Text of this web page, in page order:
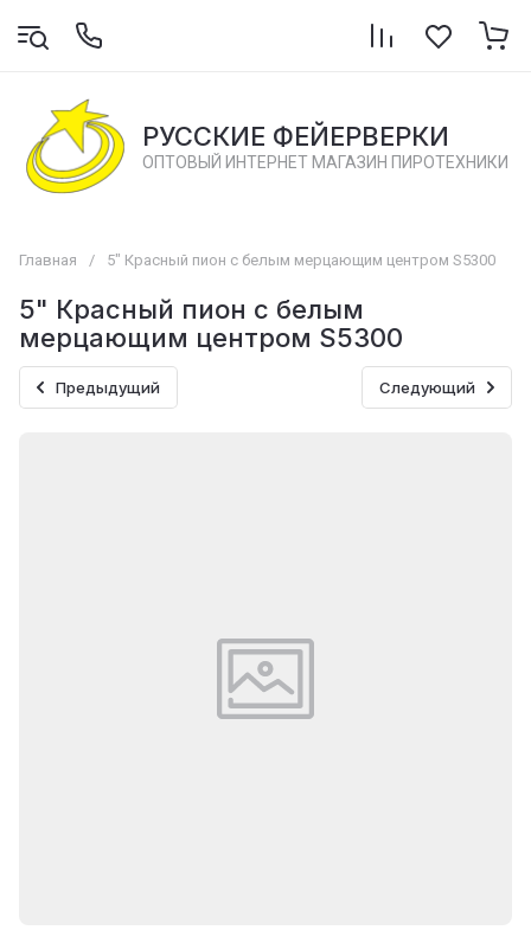
РУССКИЕ ФЕЙЕРВЕРКИ
ОПТОВЫЙ ИНТЕРНЕТ МАГАЗИН ПИРОТЕХНИКИ
Главная / 5" Красный пион с белым мерцающим центром S5300
5" Красный пион с белым
мерцающим центром S5300
Предыдущий Следующий